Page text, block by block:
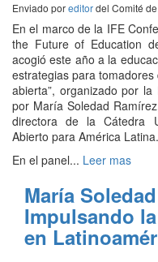
Enviado poreditordel Comité de
En el marco de la IFE
the Future of Education
acogió este año a la
estrategias para
abierta”, organizado por
por María Soledad
directora de la Cátedra
Abierto para América Latina.
En el panel... Leer mas
María
Impulsando
en